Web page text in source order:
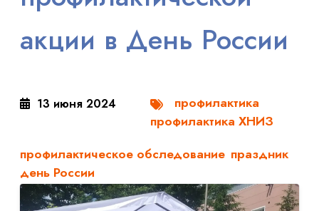
акции в День России
13 июня 2024
профилактика
профилактика ХНИЗ
профилактическое обследование праздник
день России